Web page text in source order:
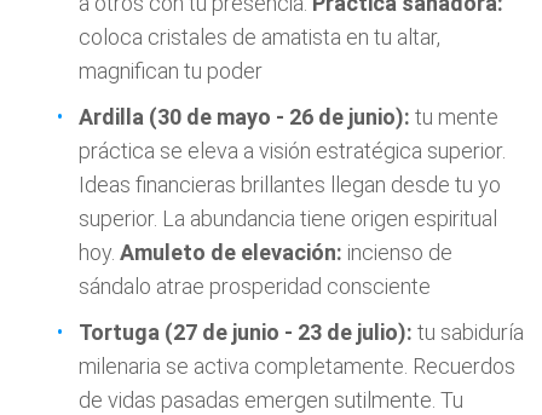
coloca cristales de amatista en tu altar,
magnifican tu poder
Ardilla (30 de mayo - 26 de junio): tu mente
práctica se eleva a visión estratégica superior.
Ideas financieras brillantes llegan desde tu yo
superior. La abundancia tiene origen espiritual
hoy. Amuleto de elevación: incienso de
sándalo atrae prosperidad consciente
Tortuga (27 de junio - 23 de julio): tu sabiduría
milenaria se activa completamente. Recuerdos
de vidas pasadas emergen sutilmente. Tu